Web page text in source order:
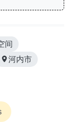
间
河内市